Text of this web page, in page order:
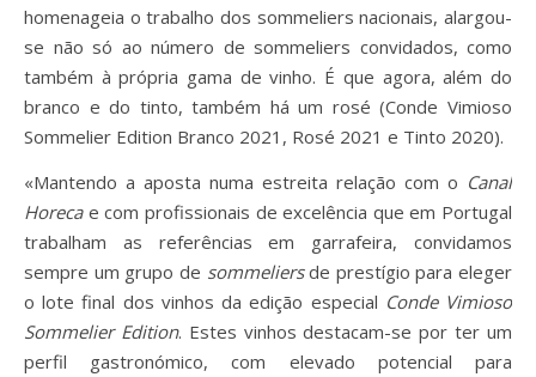
homenageia o trabalho dos sommeliers nacionais, alargou-
se não só ao número de sommeliers convidados, como
também à própria gama de vinho. É que agora, além do
branco e do tinto, também há um rosé (Conde Vimioso
Sommelier Edition Branco 2021, Rosé 2021 e Tinto 2020).
«Mantendo a aposta numa estreita relação com o Canal
Horecae com profissionais de excelência que em Portugal
trabalham as referências em garrafeira, convidamos
sempre um grupo de sommeliersde prestígio para eleger
o lote final dos vinhos da edição especial Conde Vimioso
Sommelier Edition. Estes vinhos destacam-se por ter um
perfil gastronómico, com elevado potencial para